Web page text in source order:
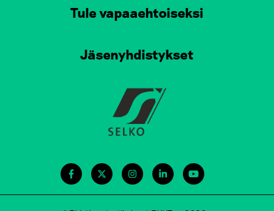
Tule vapaaehtoiseksi
Jäsenyhdistykset